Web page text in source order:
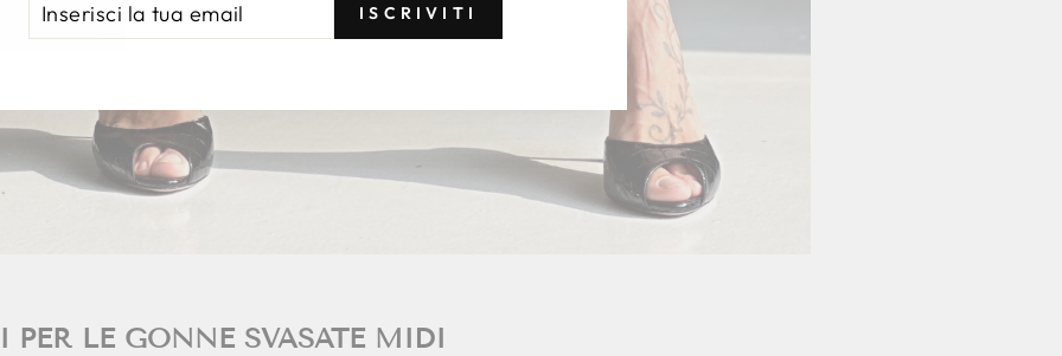
ISCRIVITI
LE GONNE SVASATE MIDI